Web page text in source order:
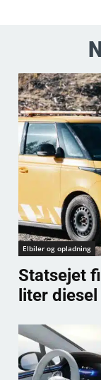
Elbiler og opladning
Statsejet
liter diesel